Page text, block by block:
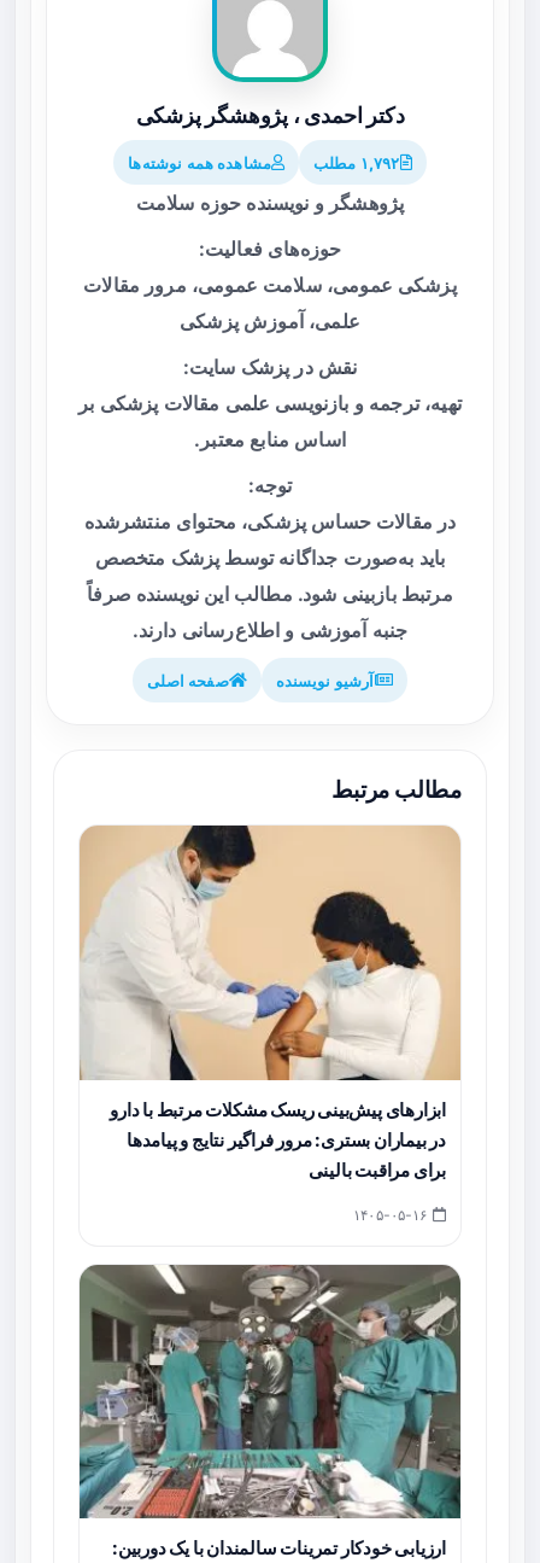
دکتر احمدی ، پژوهشگر پزشکی
۱,۷۹۲ مطلب مشاهده همه نوشته‌ها
پژوهشگر و نویسنده حوزه سلامت
حوزه‌های فعالیت:
پزشکی عمومی، سلامت عمومی، مرور مقالات
علمی، آموزش پزشکی
نقش در پزشک سایت:
تهیه، ترجمه و بازنویسی علمی مقالات پزشکی بر
اساس منابع معتبر.
توجه:
در مقالات حساس پزشکی، محتوای منتشرشده
باید به‌صورت جداگانه توسط پزشک متخصص
مرتبط بازبینی شود. مطالب این نویسنده صرفاً
جنبه آموزشی و اطلاع‌رسانی دارند.
آرشیو نویسنده صفحه اصلی
مطالب مرتبط
ابزارهای پیش‌بینی ریسک مشکلات مرتبط با دارو
در بیماران بستری: مرور فراگیر نتایج و پیامدها
برای مراقبت بالینی
ارزیابی خودکار تمرینات سالمندان با یک دوربین: